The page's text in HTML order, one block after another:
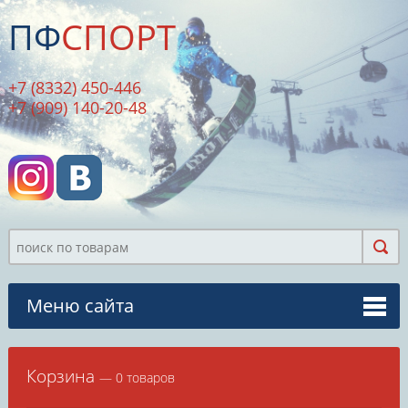
ПФСПОРТ
+7 (8332) 450-446
+7 (909) 140-20-48
Меню сайта
Корзина — 0 товаров